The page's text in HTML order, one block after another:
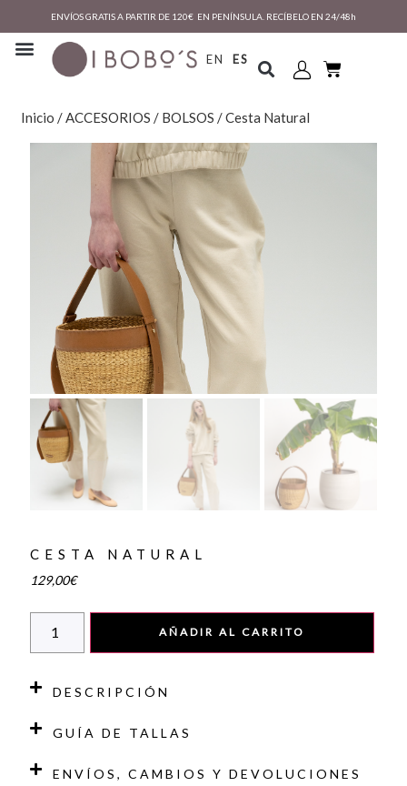
ENVÍOS GRATIS A PARTIR DE 120€ EN PENÍNSULA. RECÍBELO EN 24/48h
EN ES
Inicio /ACCESORIOS / BOLSOS / Cesta Natural
CESTA NATURAL
129,00€
AÑADIR AL CARRITO
DESCRIPCIÓN
GUÍA DE TALLAS
ENVÍOS, CAMBIOS Y DEVOLUCIONES